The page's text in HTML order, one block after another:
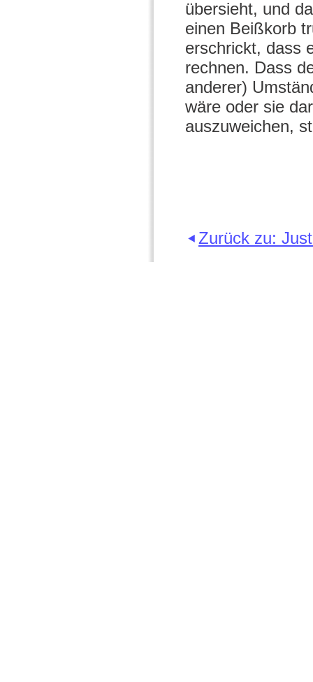
übersieht, und
einen Beißkorb
erschrickt, dass
rechnen. Dass
anderer)
wäre oder sie
auszuweichen,
Zurück zu: